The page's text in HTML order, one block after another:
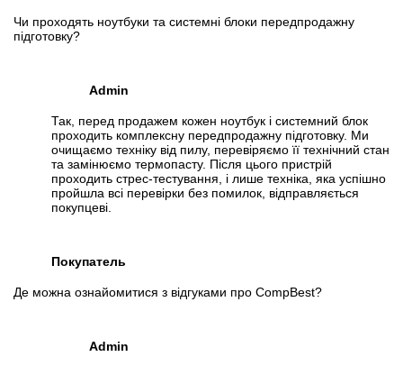
Чи проходять ноутбуки та системні блоки передпродажну
підготовку?
Admin
Так, перед продажем кожен ноутбук і системний блок
проходить комплексну передпродажну підготовку. Ми
очищаємо техніку від пилу, перевіряємо її технічний стан
та замінюємо термопасту. Після цього пристрій
проходить стрес-тестування, і лише техніка, яка успішно
пройшла всі перевірки без помилок, відправляється
покупцеві.
Покупатель
Де можна ознайомитися з відгуками про CompBest?
Admin